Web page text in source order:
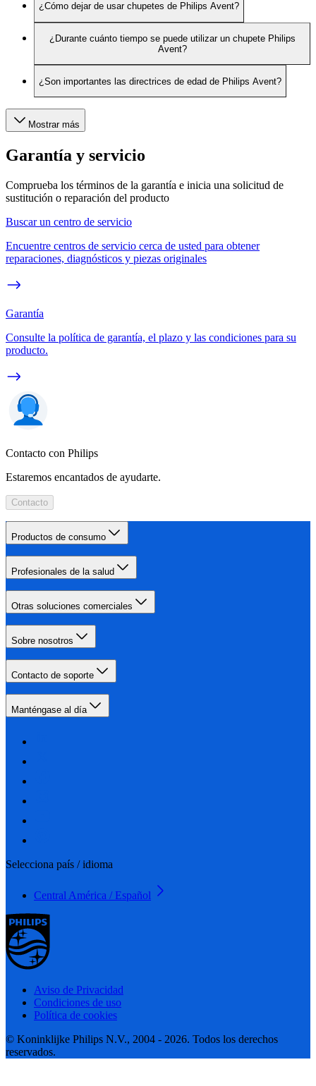
¿Cómo dejar de usar chupetes de Philips Avent?
¿Durante cuánto tiempo se puede utilizar un chupete Philips
Avent?
¿Son importantes las directrices de edad de Philips Avent?
Mostrar más
Garantía y servicio
Comprueba los términos de la garantía e inicia una solicitud de
sustitución o reparación del producto
Buscar un centro de servicio
Encuentre centros de servicio cerca de usted para obtener
reparaciones, diagnósticos y piezas originales
Garantía
Consulte la política de garantía, el plazo y las condiciones para su
producto.
Contacto con Philips
Estaremos encantados de ayudarte.
Contacto
Productos de consumo
Profesionales de la salud
Otras soluciones comerciales
Sobre nosotros
Contacto de soporte
Manténgase al día
Selecciona país / idioma
Central América / Español
Aviso de Privacidad
Condiciones de uso
Política de cookies
© Koninklijke Philips N.V., 2004 - 2026. Todos los derechos
reservados.